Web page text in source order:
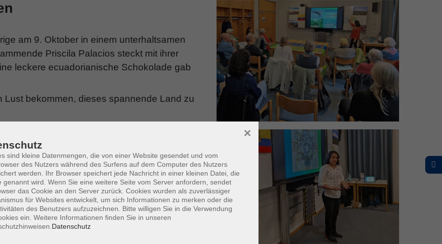
am 9. Oktober in einem unterhaltsamen
Priscila Palacios steckt mit ihrer
leckere ecuadorianische Schokolade gab
bekommen, dieses spannende Land zu
sur de Alemania, sin embargo figura entre
según la Organización Mundial del Medio
contrastes como los picos
Volcanes, la exuberante selva tropical del
y el paraíso natural de las islas
mundo. Esta entusiasta guía turística
sind kleine Datenmengen, die von einer Website gesendet und vom
des Nutzers während des Surfens auf dem Computer des Nutzers
werden. Ihr Browser speichert jede Nachricht in einer kleinen Datei, die
genannt wird. Wenn Sie eine weitere Seite vom Server anfordern, sendet
das Cookie an den Server zurück. Cookies wurden als zuverlässiger
für Websites entwickelt, um sich Informationen zu merken oder die
des Benutzers aufzuzeichnen. Bitte willigen Sie in die Verwendung
ein. Weitere Informationen finden Sie in unseren
Datenschutz
×